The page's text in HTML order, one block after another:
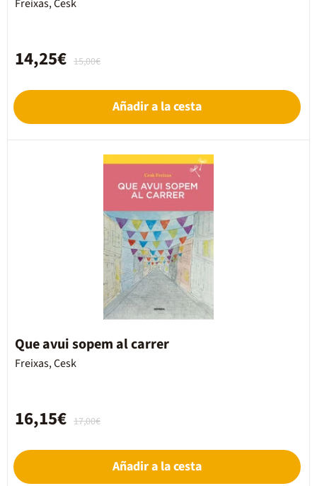
Freixas, Cesk
15,00€
14,25€
Añadir a la cesta
Que avui sopem al carrer
Freixas, Cesk
17,00€
16,15€
Añadir a la cesta